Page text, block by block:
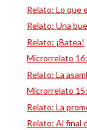
Relato: Lo que
Relato: Una
Relato: ¡Batea!
Microrrelato
Relato: La
Microrrelato
Relato: La
Relato: Al final